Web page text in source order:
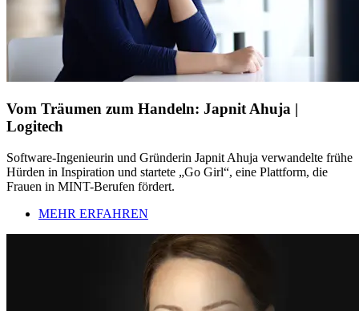
Vom Träumen zum Handeln: Japnit Ahuja |
Logitech
Software-Ingenieurin und Gründerin Japnit Ahuja verwandelte frühe
Hürden in Inspiration und startete „Go Girl“, eine Plattform, die
Frauen in MINT-Berufen fördert.
MEHR ERFAHREN